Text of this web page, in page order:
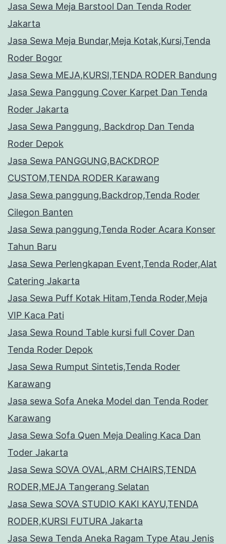
Jasa Sewa Meja Barstool Dan Tenda Roder
Jakarta
Jasa Sewa Meja Bundar,Meja Kotak,Kursi,Tenda
Roder Bogor
Jasa Sewa MEJA,KURSI,TENDA RODER Bandung
Jasa Sewa Panggung Cover Karpet Dan Tenda
Roder Jakarta
Jasa Sewa Panggung, Backdrop Dan Tenda
Roder Depok
Jasa Sewa PANGGUNG,BACKDROP
CUSTOM,TENDA RODER Karawang
Jasa Sewa panggung,Backdrop,Tenda Roder
Cilegon Banten
Jasa Sewa panggung,Tenda Roder Acara Konser
Tahun Baru
Jasa Sewa Perlengkapan Event,Tenda Roder,Alat
Catering Jakarta
Jasa Sewa Puff Kotak Hitam,Tenda Roder,Meja
VIP Kaca Pati
Jasa Sewa Round Table kursi full Cover Dan
Tenda Roder Depok
Jasa Sewa Rumput Sintetis,Tenda Roder
Karawang
Jasa sewa Sofa Aneka Model dan Tenda Roder
Karawang
Jasa Sewa Sofa Quen Meja Dealing Kaca Dan
Toder Jakarta
Jasa Sewa SOVA OVAL,ARM CHAIRS,TENDA
RODER,MEJA Tangerang Selatan
Jasa Sewa SOVA STUDIO KAKI KAYU,TENDA
RODER,KURSI FUTURA Jakarta
Jasa Sewa Tenda Aneka Ragam Type Atau Jenis